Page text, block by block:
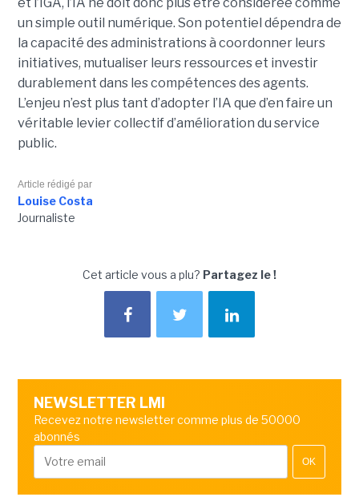
un simple outil numérique. Son potentiel dépendra de
la capacité des administrations à coordonner leurs
initiatives, mutualiser leurs ressources et investir
durablement dans les compétences des agents.
L’enjeu n’est plus tant d’adopter l’IA que d’en faire un
véritable levier collectif d’amélioration du service
public.
Article rédigé par
Louise Costa
Journaliste
Cet article vous a plu? Partagez le !
NEWSLETTER LMI
Recevez notre newsletter comme plus de 50000
abonnés
OK